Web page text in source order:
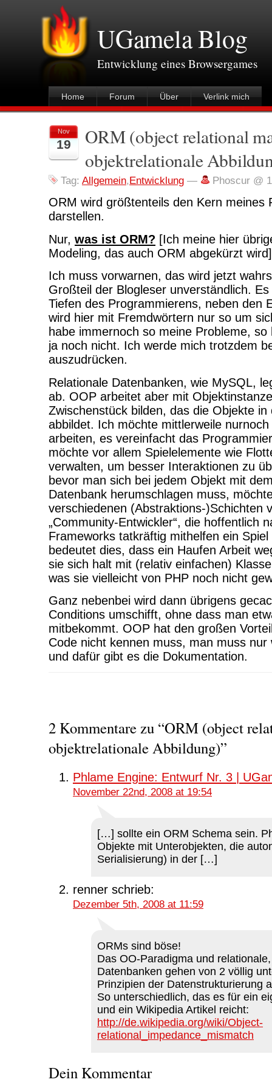
UGamela Blog
Entwicklung eines Browsergames
Home Forum Über Verlink mich
Nov
19
ORM (object relational
objektrelationale
Tag: Allgemein,Entwicklung — Phoscur @
ORM wird größtenteils den Kern meines
darstellen.
Nur, was ist ORM? [Ich meine hier
Modeling, das auch ORM abgekürzt wird]
Ich muss vorwarnen, das wird jetzt
Großteil der Blogleser unverständlich.
Tiefen des Programmierens, neben den
wird hier mit Fremdwörtern nur so um
habe immernoch so meine Probleme,
ja noch nicht. Ich werde mich trotzdem
auszudrücken.
Relationale Datenbanken, wie MySQL,
ab. OOP arbeitet aber mit
Zwischenstück bilden, das die Objekte in
abbildet. Ich möchte mittlerweile
arbeiten, es vereinfacht das
möchte vor allem Spielelemente wie
verwalten, um besser Interaktionen zu
bevor man sich bei jedem Objekt mit
Datenbank herumschlagen muss,
verschiedenen (Abstraktions-)Schichten
„Community-Entwickler“, die hoffentlich
Frameworks tatkräftig mithelfen ein
bedeutet dies, dass ein Haufen Arbeit
sie sich halt mit (relativ einfachen)
was sie vielleicht von PHP noch nicht
Ganz nebenbei wird dann übrigens
Conditions umschifft, ohne dass man
mitbekommt. OOP hat den großen
Code nicht kennen muss, man muss
und dafür gibt es die Dokumentation.
2 Kommentare zu “ORM (object
objektrelationale Abbildung)”
Phlame Engine: Entwurf Nr. 3 |
November 22nd, 2008 at 19:54
[…] sollte ein ORM Schema sein.
Objekte mit Unterobjekten, die
Serialisierung) in der […]
renner schrieb:
Dezember 5th, 2008 at 11:59
ORMs sind böse!
Das OO-Paradigma und
Datenbanken gehen von 2 völlig
Prinzipien der Datenstrukturierung
So unterschiedlich, das es für ein
und ein Wikipedia Artikel reicht:
http://de.wikipedia.org/wiki/Object-
relational_impedance_mismatch
Dein Kommentar